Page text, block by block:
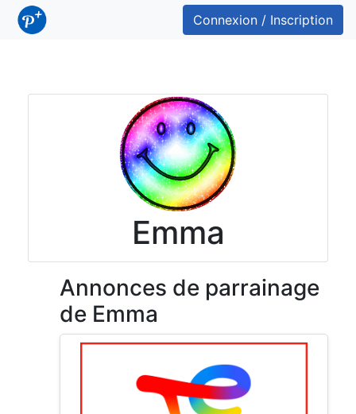
Connexion / Inscription
Emma
Annonces de parrainage
de Emma